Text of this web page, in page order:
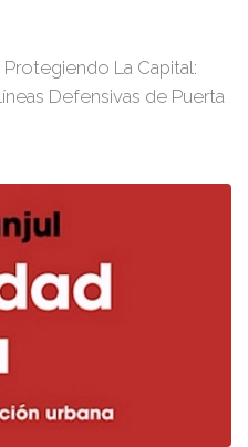
La Capital:
Defensivas de Puerta